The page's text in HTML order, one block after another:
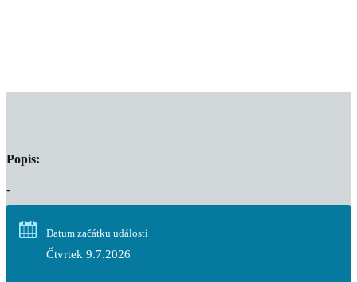
Popis:
-
Datum začátku události
Čtvrtek 9.7.2026